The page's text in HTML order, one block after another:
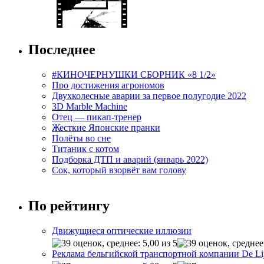
Последнее
#КИНОЧЕРНУШКИ СБОРНИК «8 1/2»
Про достижения агрономов
Двухколесные аварии за первое полугодие 2022
3D Marble Machine
Отец — пикап-тренер
Жесткие Японские пранки
Полёты во сне
Титаник с котом
Подборка ДТП и аварий (январь 2022)
Сок, который взорвёт вам голову
По рейтингу
Движущиеся оптические иллюзии
Реклама бельгийской транспортной компании De